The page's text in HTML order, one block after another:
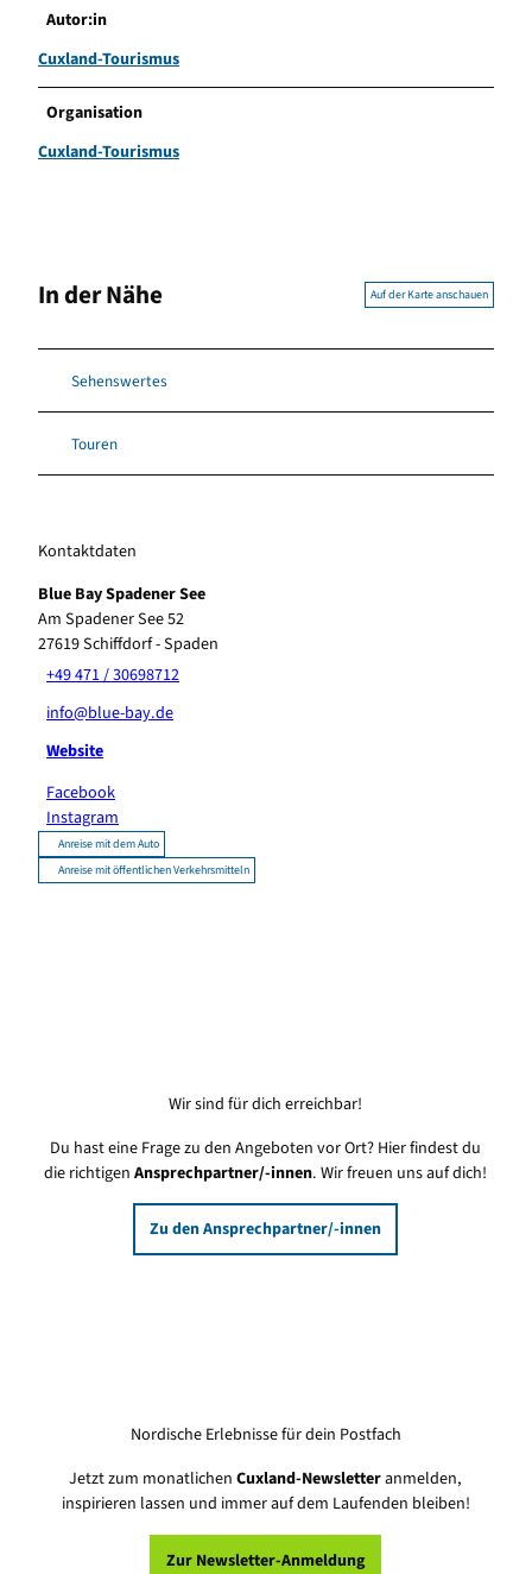
Autor:in
Cuxland-Tourismus
Organisation
Cuxland-Tourismus
In der Nähe Auf der Karte anschauen
Sehenswertes
Touren
Kontaktdaten
Blue Bay Spadener See
Am Spadener See 52
27619Schiffdorf- Spaden
+49 471 / 30698712
info@blue-bay.de
Website
Facebook
Instagram
Anreise mit dem Auto
Anreise mit öffentlichen Verkehrsmitteln
Wir sind für dich erreichbar!
Du hast eine Frage zu den Angeboten vor Ort? Hier findest du
die richtigenAnsprechpartner/-innen. Wir freuen uns auf dich!
Zu den Ansprechpartner/-innen
Nordische Erlebnisse für dein Postfach
Jetzt zum monatlichenCuxland-Newsletteranmelden,
inspirieren lassen und immer auf dem Laufenden bleiben!
Zur Newsletter-Anmeldung